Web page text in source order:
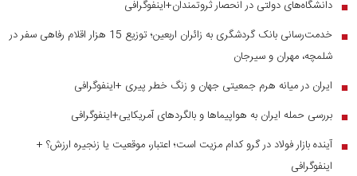
■ دانشگاه‌های دولتی در انحصار ثروتمندان+اینفوگرافی
■
خدمت‌رسانی بانک گردشگری به زائران اربعین؛ توزیع 15 هزار اقلام رفاهی سفر در
شلمچه، مهران و سیرجان
■ ایران در میانه هرم جمعیتی جهان و زنگ خطر پیری +اینفوگرافی
■ بررسی حمله ایران به هواپیماها و بالگردهای آمریکایی+اینفوگرافی
■ آینده بازار فولاد در گرو کدام مزیت است؛ اعتبار، موقعیت یا زنجیره ارزش؟ +
اینفوگرافی